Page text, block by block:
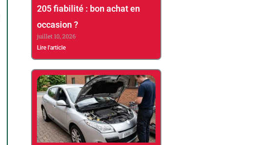
205 fiabilité : bon achat en
occasion ?
juillet 10, 2026
Lire l'article